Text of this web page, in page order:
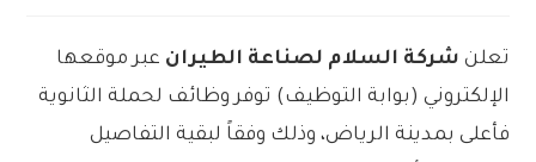
تعلن شركة السلام لصناعة الطيران عبر موقعها
الإلكتروني (بوابة التوظيف) توفر وظائف لحملة الثانوية
فأعلى بمدينة الرياض، وذلك وفقاً لبقية التفاصيل